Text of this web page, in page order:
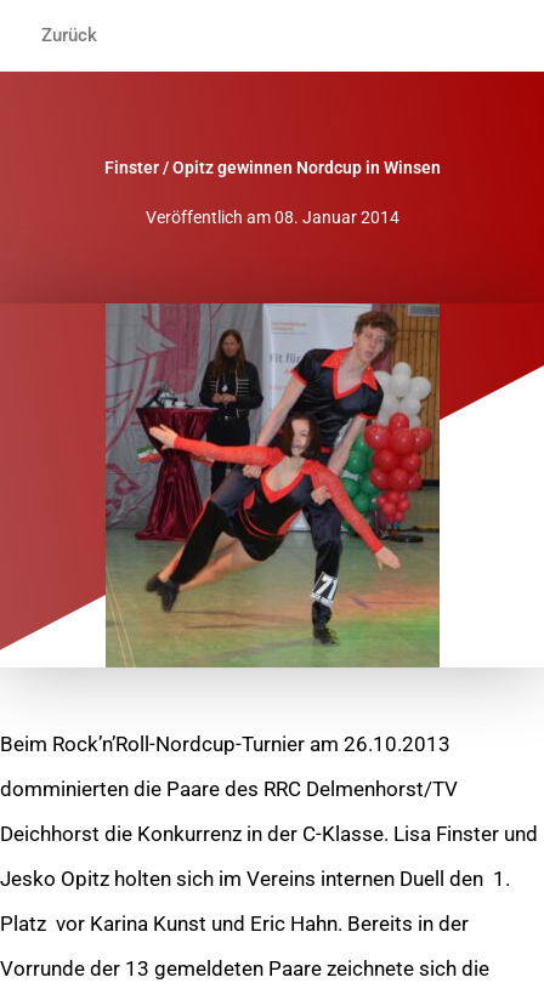
InhaltZurück
Finster / Opitz gewinnen Nordcup in Winsen
Veröffentlich am08. Januar 2014
Beim Rock’n’Roll-Nordcup-Turnier am 26.10.2013
domminierten die Paare des RRC Delmenhorst/TV
Deichhorst die Konkurrenz in der C-Klasse. Lisa Finster und
Jesko Opitz holten sich im Vereins internen Duell den 1.
Platz vor Karina Kunst und Eric Hahn. Bereits in der
Vorrunde der 13 gemeldeten Paare zeichnete sich die